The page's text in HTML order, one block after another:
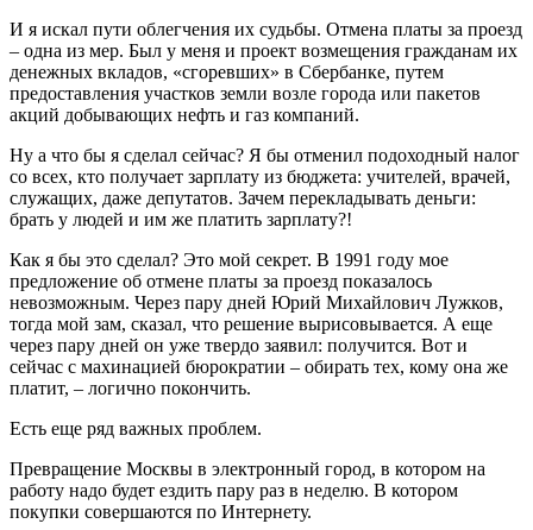
И я искал пути облегчения их судьбы. Отмена платы за проезд
– одна из мер. Был у меня и проект возмещения гражданам их
денежных вкладов, «сгоревших» в Сбербанке, путем
предоставления участков земли возле города или пакетов
акций добывающих нефть и газ компаний.
Ну а что бы я сделал сейчас? Я бы отменил подоходный налог
со всех, кто получает зарплату из бюджета: учителей, врачей,
служащих, даже депутатов. Зачем перекладывать деньги:
брать у людей и им же платить зарплату?!
Как я бы это сделал? Это мой секрет. В 1991 году мое
предложение об отмене платы за проезд показалось
невозможным. Через пару дней Юрий Михайлович Лужков,
тогда мой зам, сказал, что решение вырисовывается. А еще
через пару дней он уже твердо заявил: получится. Вот и
сейчас с махинацией бюрократии – обирать тех, кому она же
платит, – логично покончить.
Есть еще ряд важных проблем.
Превращение Москвы в электронный город, в котором на
работу надо будет ездить пару раз в неделю. В котором
покупки совершаются по Интернету.